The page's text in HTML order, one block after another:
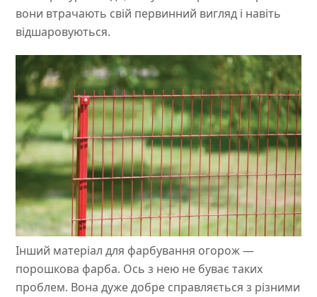
вони втрачають свій первинний вигляд і навіть
відшаровуються.
Інший матеріал для фарбування огорож —
порошкова фарба. Ось з нею не буває таких
проблем. Вона дуже добре справляється з різними